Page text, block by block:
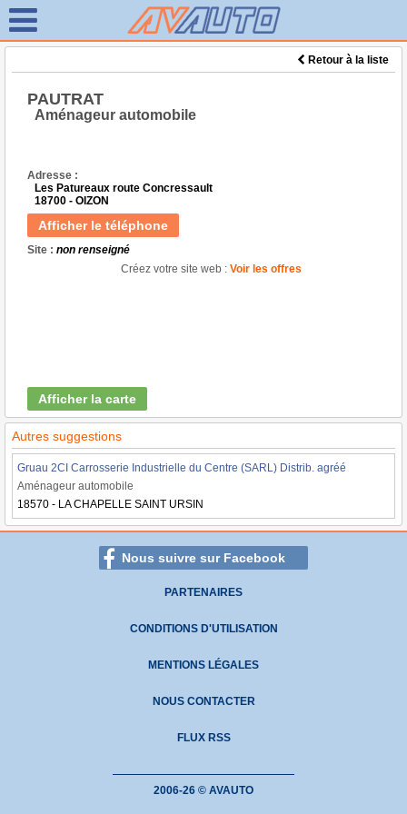
Retour à la liste
PAUTRAT
Aménageur automobile
Adresse :
Les Patureaux route Concressault
18700 - OIZON
Afficher le téléphone
Site : non renseigné
Créez votre site web : Voir les offres
Afficher la carte
Autres suggestions
Gruau 2CI Carrosserie Industrielle du Centre (SARL) Distrib. agréé
Aménageur automobile
18570 - LA CHAPELLE SAINT URSIN
Nous suivre sur Facebook
PARTENAIRES
CONDITIONS D'UTILISATION
MENTIONS LÉGALES
NOUS CONTACTER
FLUX RSS
2006-26 © AVAUTO